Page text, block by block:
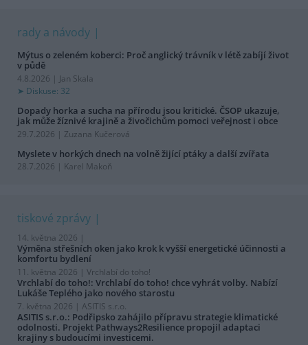
rady a návody
Mýtus o zeleném koberci: Proč anglický trávník v létě zabíjí život
v půdě
4.8.2026 | Jan Skala
Diskuse: 32
Dopady horka a sucha na přírodu jsou kritické. ČSOP ukazuje,
jak může žíznivé krajině a živočichům pomoci veřejnost i obce
29.7.2026 | Zuzana Kučerová
Myslete v horkých dnech na volně žijící ptáky a další zvířata
28.7.2026 | Karel Makoň
tiskové zprávy
14. května 2026 |
Výměna střešních oken jako krok k vyšší energetické účinnosti a
komfortu bydlení
11. května 2026 | Vrchlabí do toho!
Vrchlabí do toho!: Vrchlabí do toho! chce vyhrát volby. Nabízí
Lukáše Teplého jako nového starostu
7. května 2026 | ASITIS s.r.o.
ASITIS s.r.o.: Podřipsko zahájilo přípravu strategie klimatické
odolnosti. Projekt Pathways2Resilience propojil adaptaci
krajiny s budoucími investicemi.